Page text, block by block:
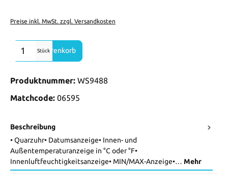
Preise inkl. MwSt. zzgl. Versandkosten
Produkt Anzahl: Gib den gewünschten Wert ein oder benutze die
Stück
In den Warenkorb
Produktnummer: WS9488
Matchcode: 06595
Beschreibung
• Quarzuhr• Datumsanzeige• Innen- und
Außentemperaturanzeige in °C oder °F•
Innenluftfeuchtigkeitsanzeige• MIN/MAX-Anzeige•… Mehr